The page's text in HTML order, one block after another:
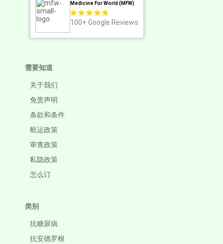
Medicine For World (MFW)
100+ Google Reviews
需要知道
关于我们
免责声明
条款和条件
航运政策
审查政策
私隐政策
怎么订
类别
抗糖尿病
抗安德罗根